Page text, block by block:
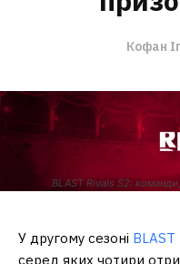
Кофан
BLAST Rivals S2:
У другому сезоні BLAST
серед яких чотири